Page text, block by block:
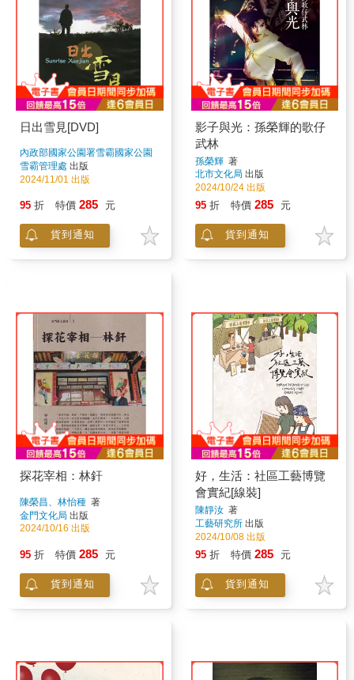
日出雪見[DVD]
內政部國家公園署雪霸國家公園
管著
雪霸管理處 出版
2024/11/01 出版
95 折 特價 285 元
貨到通知
影子與光：孫榮輝的歌仔
武林
孫榮輝著
北市文化局 出版
2024/10/24 出版
95 折 特價 285 元
貨到通知
探花宰相：林釬
陳榮昌、林怡種 著
金門文化局 出版
2024/10/16 出版
95 折 特價 285 元
貨到通知
好，生活：社區工藝博覽
會實紀[線裝]
陳靜汝著
工藝研究所出版
2024/10/08 出版
95 折 特價 285 元
貨到通知